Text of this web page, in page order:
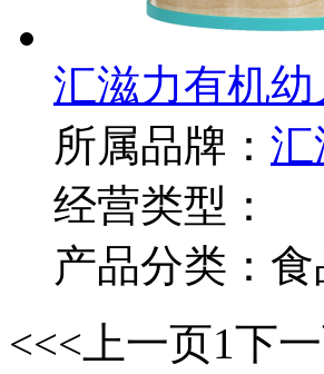
汇滋力有机
所属品牌： 汇
经营类型：
产品分类：
<<<上一页1下